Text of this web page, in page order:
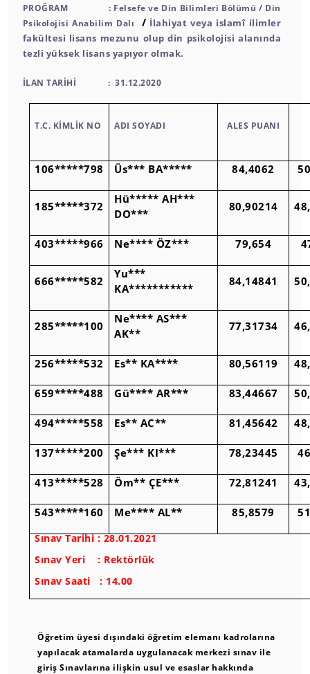
PROĞRAM : Felsefe ve Din Bilimleri Bölümü / Din
Psikolojisi Anabilim Dalı / İlahiyat veya islamî ilimler
fakültesi lisans mezunu olup din psikolojisi alanında
tezli yüksek lisans yapıyor olmak.
İLAN TARİHİ : 31.12.2020
T.C. KİMLİK NO ADI SOYADI ALES PUANI
106*****798 Üs*** BA***** 84,4062
185*****372
Hü***** AH***
DO***
80,90214
403*****966 Ne**** ÖZ*** 79,654
666*****582
Yu***
KA***********
84,14841
285*****100
Ne**** AS***
AK**
77,31734
256*****532 Es** KA**** 80,56119
659*****488 Gü**** AR*** 83,44667
494*****558 Es** AC** 81,45642
137*****200 Şe*** KI*** 78,23445
413*****528 Öm** ÇE*** 72,81241
543*****160 Me**** AL** 85,8579
Sınav Tarihi : 28.01.2021
Sınav Yeri : Rektörlük
Sınav Saati : 14.00
Öğretim üyesi dışındaki öğretim elemanı kadrolarına
yapılacak atamalarda uygulanacak merkezi sınav ile
giriş Sınavlarına ilişkin usul ve esaslar hakkında